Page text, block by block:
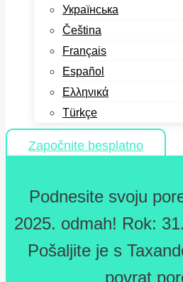
Українська
Čeština
Français
Español
Ελληνικά
Türkçe
Započnite besplatno
Podnesite svoju
2025. odmah! Rok:
Pošaljite je s
povrat